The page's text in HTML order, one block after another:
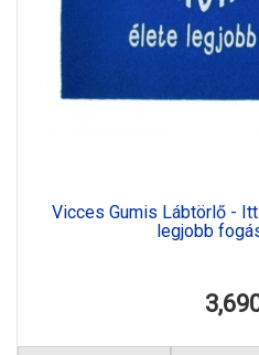
Vicces Gumis Lábtörlő -
legjobb